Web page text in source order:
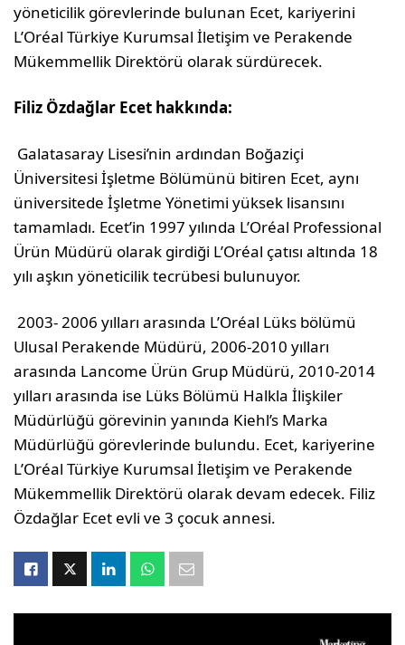
yöneticilik görevlerinde bulunan Ecet, kariyerini
L’Oréal Türkiye Kurumsal İletişim ve Perakende
Mükemmellik Direktörü olarak sürdürecek.
Filiz Özdağlar Ecet hakkında:
Galatasaray Lisesi’nin ardından Boğaziçi
Üniversitesi İşletme Bölümünü bitiren Ecet, aynı
üniversitede İşletme Yönetimi yüksek lisansını
tamamladı. Ecet’in 1997 yılında L’Oréal Professional
Ürün Müdürü olarak girdiği L’Oréal çatısı altında 18
yılı aşkın yöneticilik tecrübesi bulunuyor.
2003- 2006 yılları arasında L’Oréal Lüks bölümü
Ulusal Perakende Müdürü, 2006-2010 yılları
arasında Lancome Ürün Grup Müdürü, 2010-2014
yılları arasında ise Lüks Bölümü Halkla İlişkiler
Müdürlüğü görevinin yanında Kiehl’s Marka
Müdürlüğü görevlerinde bulundu. Ecet, kariyerine
L’Oréal Türkiye Kurumsal İletişim ve Perakende
Mükemmellik Direktörü olarak devam edecek. Filiz
Özdağlar Ecet evli ve 3 çocuk annesi.